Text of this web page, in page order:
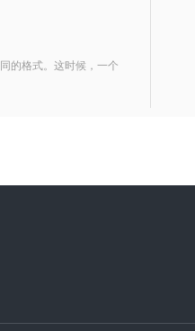
的格式。这时候，一个